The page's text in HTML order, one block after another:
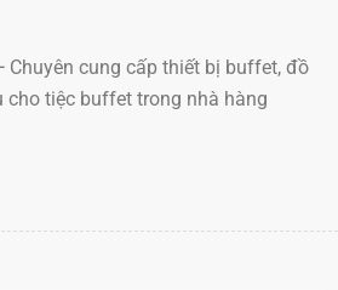
- Chuyên cung cấp thiết bị buffet, đồ
cho tiệc buffet trong nhà hàng